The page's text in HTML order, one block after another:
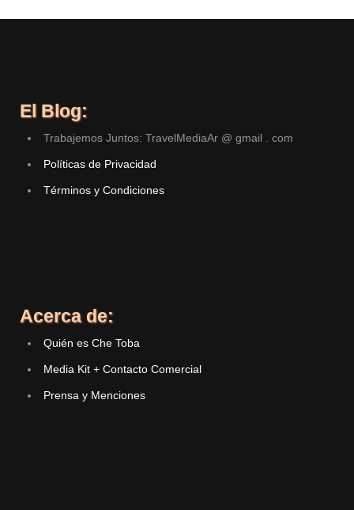
El Blog:
Trabajemos Juntos: TravelMediaAr @ gmail . com
Políticas de Privacidad
Términos y Condiciones
Acerca de:
Quién es Che Toba
Media Kit + Contacto Comercial
Prensa y Menciones